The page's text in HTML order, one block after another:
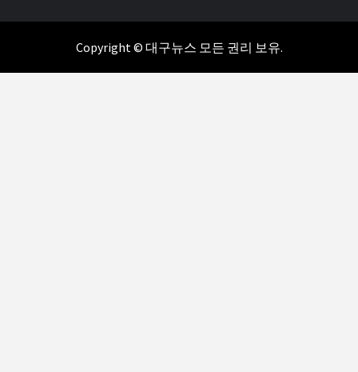
Copyright © 대구뉴스 모든 권리 보유.